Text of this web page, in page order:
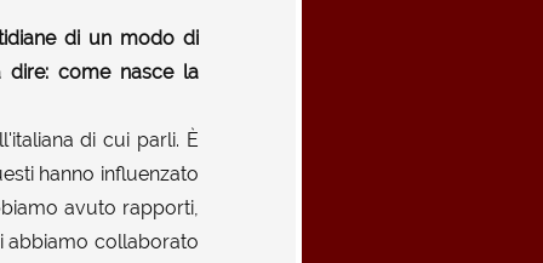
di un modo di
dire: come nasce la
di cui parli. È
hanno influenzato
avuto rapporti,
abbiamo collaborato